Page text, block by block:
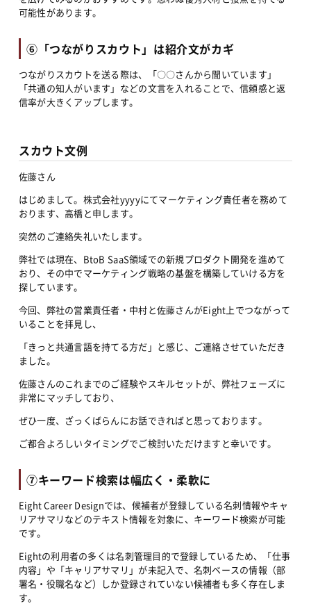
可能性があります。
⑥「つながりスカウト」は紹介文がカギ
つながりスカウトを送る際は、「〇〇さんから聞いています」
「共通の知人がいます」などの文言を入れることで、信頼感と返
信率が大きくアップします。
スカウト文例
佐藤さん
はじめまして。株式会社yyyyにてマーケティング責任者を務めて
おります、高橋と申します。
突然のご連絡失礼いたします。
弊社では現在、BtoB SaaS領域での新規プロダクト開発を進めて
おり、その中でマーケティング戦略の基盤を構築していける方を
探しています。
今回、弊社の営業責任者・中村と佐藤さんがEight上でつながって
いることを拝見し、
「きっと共通言語を持てる方だ」と感じ、ご連絡させていただき
ました。
佐藤さんのこれまでのご経験やスキルセットが、弊社フェーズに
非常にマッチしており、
ぜひ一度、ざっくばらんにお話できればと思っております。
ご都合よろしいタイミングでご検討いただけますと幸いです。
⑦キーワード検索は幅広く・柔軟に
Eight Career Designでは、候補者が登録している名刺情報やキャ
リアサマリなどのテキスト情報を対象に、キーワード検索が可能
です。
Eightの利用者の多くは名刺管理目的で登録しているため、「仕事
内容」や「キャリアサマリ」が未記入で、名刺ベースの情報（部
署名・役職名など）しか登録されていない候補者も多く存在しま
す。